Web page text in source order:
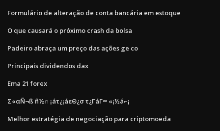
Formulário de alteração de conta bancária em estoque
O que causará o próximo crash da bolsa
Padeiro abraça um preço das ações ge co
Principais dividendos dax
Ema 21 forex
Σ«αÑ¬ß ñ½∩ ¡áτ¿¡áεΘ¿σ τ¿ΓáΓ∞ «¡½á⌐¡
Melhor estratégia de negociação para criptomoeda